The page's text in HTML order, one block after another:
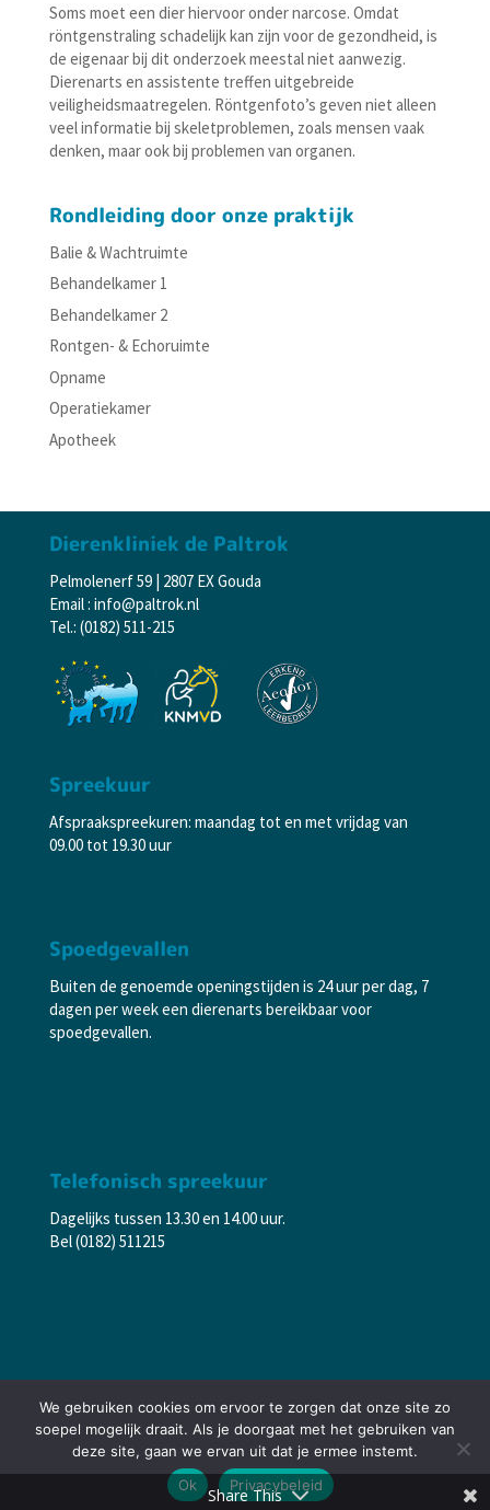
Soms moet een dier hiervoor onder narcose. Omdat
röntgenstraling schadelijk kan zijn voor de gezondheid, is
de eigenaar bij dit onderzoek meestal niet aanwezig.
Dierenarts en assistente treffen uitgebreide
veiligheidsmaatregelen. Röntgenfoto’s geven niet alleen
veel informatie bij skeletproblemen, zoals mensen vaak
denken, maar ook bij problemen van organen.
Rondleiding door onze praktijk
Balie & Wachtruimte
Behandelkamer 1
Behandelkamer 2
Rontgen- & Echoruimte
Opname
Operatiekamer
Apotheek
Dierenkliniek de Paltrok
Pelmolenerf 59 | 2807 EX Gouda
Email : info@paltrok.nl
Tel.: (0182) 511-215
Spreekuur
Afspraakspreekuren: maandag tot en met vrijdag van
09.00 tot 19.30 uur
Spoedgevallen
Buiten de genoemde openingstijden is 24 uur per dag, 7
dagen per week een dierenarts bereikbaar voor
spoedgevallen.
Telefonisch spreekuur
Dagelijks tussen 13.30 en 14.00 uur.
Bel (0182) 511215
© 2024 Dierenkliniek De Paltrok – Gouda
Share This
We gebruiken cookies om ervoor te zorgen dat onze site zo
soepel mogelijk draait. Als je doorgaat met het gebruiken van
deze site, gaan we ervan uit dat je ermee instemt.
Ok
Privacybeleid